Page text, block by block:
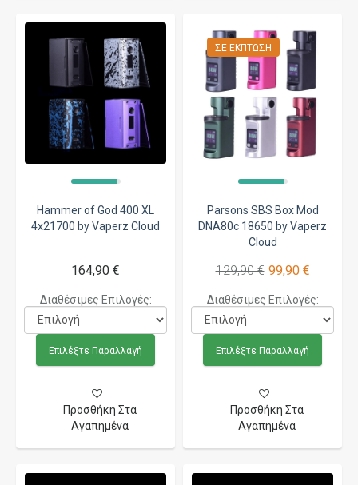
Hammer of God 400 XL
4x21700 by Vaperz Cloud
164,90 €
Διαθέσιμες Επιλογές:
Επιλέξτε Παραλλαγή
Προσθήκη Στα
Αγαπημένα
ΣΕ ΈΚΠΤΩΣΗ
Parsons SBS Box Mod
DNA80c 18650 by Vaperz
Cloud
129,90 € 99,90 €
Διαθέσιμες Επιλογές:
Επιλέξτε Παραλλαγή
Προσθήκη Στα
Αγαπημένα